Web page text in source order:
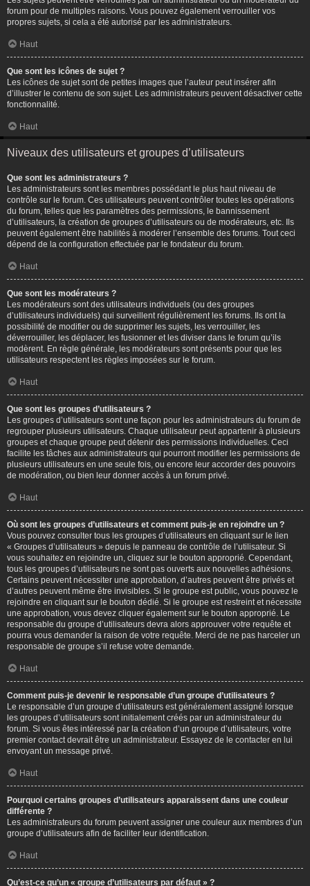
forum pour de multiples raisons. Vous pouvez également verrouiller vos
propres sujets, si cela a été autorisé par les administrateurs.
Haut
Que sont les icônes de sujet ?
Les icônes de sujet sont de petites images que l’auteur peut insérer afin
d’illustrer le contenu de son sujet. Les administrateurs peuvent désactiver cette
fonctionnalité.
Haut
Niveaux des utilisateurs et groupes d’utilisateurs
Que sont les administrateurs ?
Les administrateurs sont les membres possédant le plus haut niveau de
contrôle sur le forum. Ces utilisateurs peuvent contrôler toutes les opérations
du forum, telles que les paramètres des permissions, le bannissement
d’utilisateurs, la création de groupes d’utilisateurs ou de modérateurs, etc. Ils
peuvent également être habilités à modérer l’ensemble des forums. Tout ceci
dépend de la configuration effectuée par le fondateur du forum.
Haut
Que sont les modérateurs ?
Les modérateurs sont des utilisateurs individuels (ou des groupes
d’utilisateurs individuels) qui surveillent régulièrement les forums. Ils ont la
possibilité de modifier ou de supprimer les sujets, les verrouiller, les
déverrouiller, les déplacer, les fusionner et les diviser dans le forum qu’ils
modèrent. En règle générale, les modérateurs sont présents pour que les
utilisateurs respectent les règles imposées sur le forum.
Haut
Que sont les groupes d’utilisateurs ?
Les groupes d’utilisateurs sont une façon pour les administrateurs du forum de
regrouper plusieurs utilisateurs. Chaque utilisateur peut appartenir à plusieurs
groupes et chaque groupe peut détenir des permissions individuelles. Ceci
facilite les tâches aux administrateurs qui pourront modifier les permissions de
plusieurs utilisateurs en une seule fois, ou encore leur accorder des pouvoirs
de modération, ou bien leur donner accès à un forum privé.
Haut
Où sont les groupes d’utilisateurs et comment puis-je en rejoindre un ?
Vous pouvez consulter tous les groupes d’utilisateurs en cliquant sur le lien
« Groupes d’utilisateurs » depuis le panneau de contrôle de l’utilisateur. Si
vous souhaitez en rejoindre un, cliquez sur le bouton approprié. Cependant,
tous les groupes d’utilisateurs ne sont pas ouverts aux nouvelles adhésions.
Certains peuvent nécessiter une approbation, d’autres peuvent être privés et
d’autres peuvent même être invisibles. Si le groupe est public, vous pouvez le
rejoindre en cliquant sur le bouton dédié. Si le groupe est restreint et nécessite
une approbation, vous devez cliquer également sur le bouton approprié. Le
responsable du groupe d’utilisateurs devra alors approuver votre requête et
pourra vous demander la raison de votre requête. Merci de ne pas harceler un
responsable de groupe s’il refuse votre demande.
Haut
Comment puis-je devenir le responsable d’un groupe d’utilisateurs ?
Le responsable d’un groupe d’utilisateurs est généralement assigné lorsque
les groupes d’utilisateurs sont initialement créés par un administrateur du
forum. Si vous êtes intéressé par la création d’un groupe d’utilisateurs, votre
premier contact devrait être un administrateur. Essayez de le contacter en lui
envoyant un message privé.
Haut
Pourquoi certains groupes d’utilisateurs apparaissent dans une couleur
différente ?
Les administrateurs du forum peuvent assigner une couleur aux membres d’un
groupe d’utilisateurs afin de faciliter leur identification.
Haut
Qu’est-ce qu’un « groupe d’utilisateurs par défaut » ?